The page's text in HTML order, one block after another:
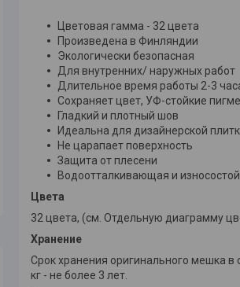
Цветовая гамма - 32 цвета
Произведена в Финляндии
Экологически безопасная
Для внутренних/ наружных работ
Длительное время работы 2-3
Сохраняет цвет, УФ-стойкие
Гладкий и плотный шов
Идеальна для дизайнерской
Не царапает поверхность
Защита от плесени
Водоотталкивающая и
Цвета
32 цвета, (см. Отдельную диаграмму
Хранение
Срок хранения оригинального мешка
кг - не более 3 лет.